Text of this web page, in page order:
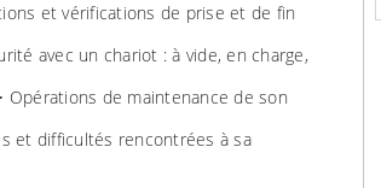
et vérifications de prise et de fin
avec un chariot : à vide, en charge,
Opérations de maintenance de son
et difficultés rencontrées à sa